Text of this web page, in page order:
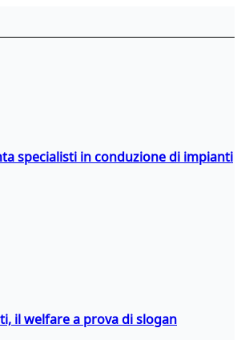
specialisti in conduzione di impianti
il welfare a prova di slogan